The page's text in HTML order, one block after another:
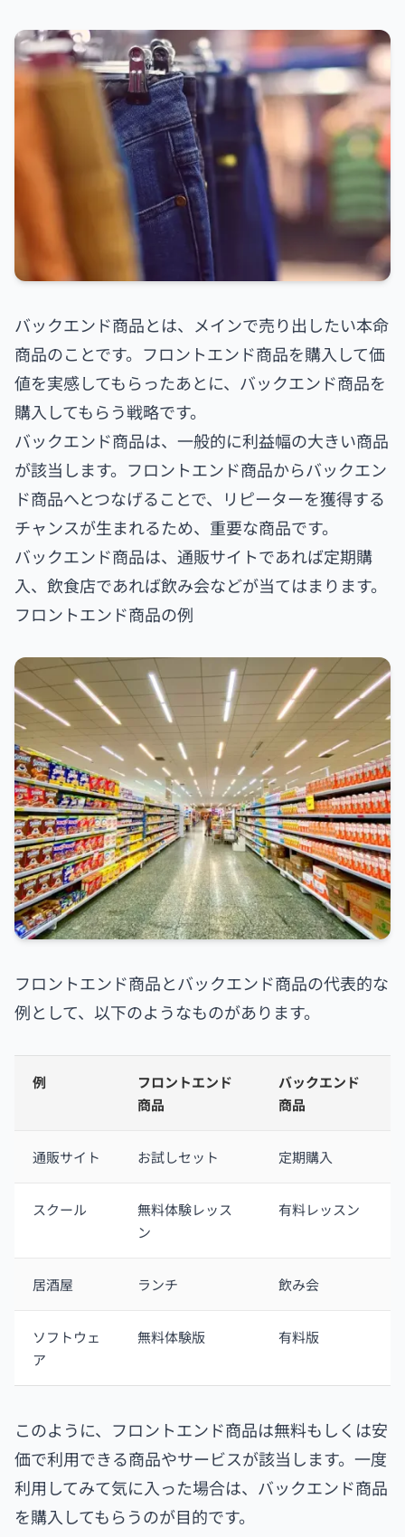
バックエンド商品とは、メインで売り出したい本命
商品のことです。フロントエンド商品を購入して価
値を実感してもらったあとに、バックエンド商品を
購入してもらう戦略です。
バックエンド商品は、一般的に利益幅の大きい商品
が該当します。フロントエンド商品からバックエン
ド商品へとつなげることで、リピーターを獲得する
チャンスが生まれるため、重要な商品です。
バックエンド商品は、通販サイトであれば定期購
入、飲食店であれば飲み会などが当てはまります。
フロントエンド商品の例
フロントエンド商品とバックエンド商品の代表的な
例として、以下のようなものがあります。
例
フロントエンド
商品
バックエンド
商品
通販サイト お試しセット 定期購入
スクール
無料体験レッス
ン
有料レッスン
居酒屋 ランチ 飲み会
ソフトウェ
ア
無料体験版 有料版
このように、フロントエンド商品は無料もしくは安
価で利用できる商品やサービスが該当します。一度
利用してみて気に入った場合は、バックエンド商品
を購入してもらうのが目的です。